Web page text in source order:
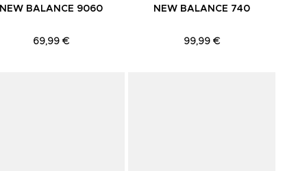
NEW BALANCE 9060
69,99 €
NEW BALANCE 740
99,99 €